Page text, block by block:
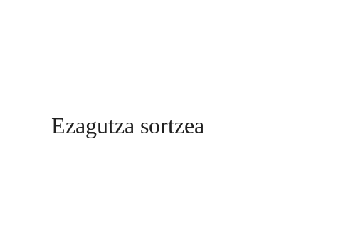
Ezagutza sortzea